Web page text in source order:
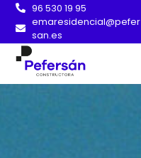
96 530 19 95
emaresidencial@pefer
san.es